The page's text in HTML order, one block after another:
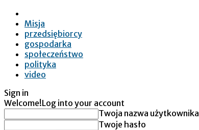
Misja
przedsiębiorcy
gospodarka
społeczeństwo
polityka
video
Sign in
Welcome!Log into your account
Twoja nazwa użytkownika
Twoje hasło